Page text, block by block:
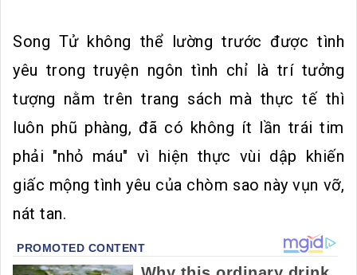
Song Tử không thể lường trước được tình
yêu trong truyện ngôn tình chỉ là trí tưởng
tượng nằm trên trang sách mà thực tế thì
luôn phũ phàng, đã có không ít lần trái tim
phải "nhỏ máu" vì hiện thực vùi dập khiến
giấc mộng tình yêu của chòm sao này vụn vỡ,
nát tan.